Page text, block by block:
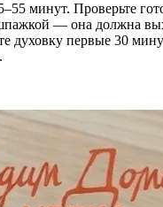
минут. Проверьте
— она должна
духовку первые 30